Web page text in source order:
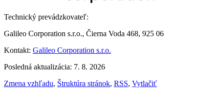
Technický prevádzkovateľ:
Galileo Corporation s.r.o., Čierna Voda 468, 925 06
Kontakt: Galileo Corporation s.r.o.
Posledná aktualizácia: 7. 8. 2026
Zmena vzhľadu, Štruktúra stránok, RSS, Vytlačiť